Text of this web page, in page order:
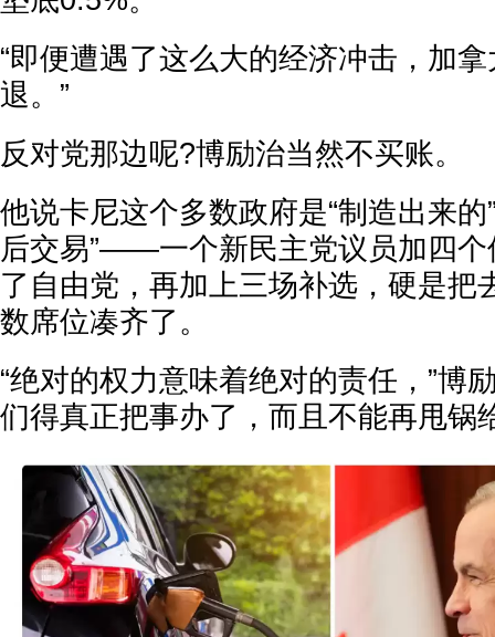
“即便遭遇了这么大的经济冲击，加
退。”
反对党那边呢?博励治当然不买账。
他说卡尼这个多数政府是“制造出来的
后交易”——一个新民主党议员加四个
了自由党，再加上三场补选，硬是把
数席位凑齐了。
“绝对的权力意味着绝对的责任，”博
们得真正把事办了，而且不能再甩锅